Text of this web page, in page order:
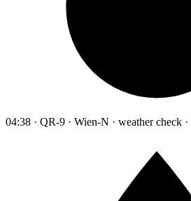
04:38 · QR-9 · Wien-N · weather check